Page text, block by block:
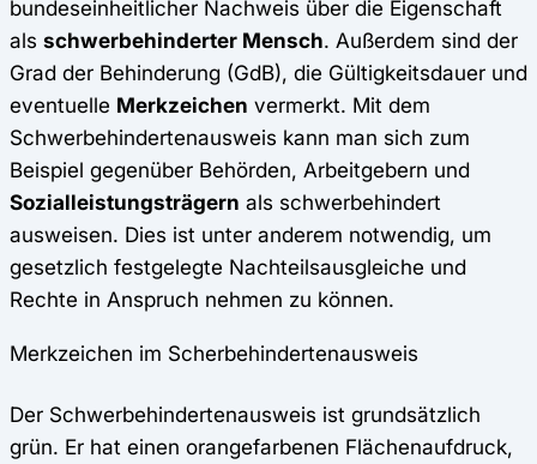
bundeseinheitlicher Nachweis über die Eigenschaft
als schwerbehinderter Mensch. Außerdem sind der
Grad der Behinderung (GdB), die Gültigkeitsdauer und
eventuelle Merkzeichen vermerkt. Mit dem
Schwerbehindertenausweis kann man sich zum
Beispiel gegenüber Behörden, Arbeitgebern und
Sozialleistungsträgern als schwerbehindert
ausweisen. Dies ist unter anderem notwendig, um
gesetzlich festgelegte Nachteilsausgleiche und
Rechte in Anspruch nehmen zu können.
Merkzeichen im Scherbehindertenausweis
Der Schwerbehindertenausweis ist grundsätzlich
grün. Er hat einen orangefarbenen Flächenaufdruck,